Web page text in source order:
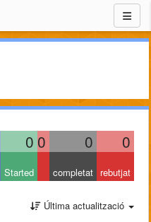
0 0 0 0
Started completat rebutjat
Última actualització